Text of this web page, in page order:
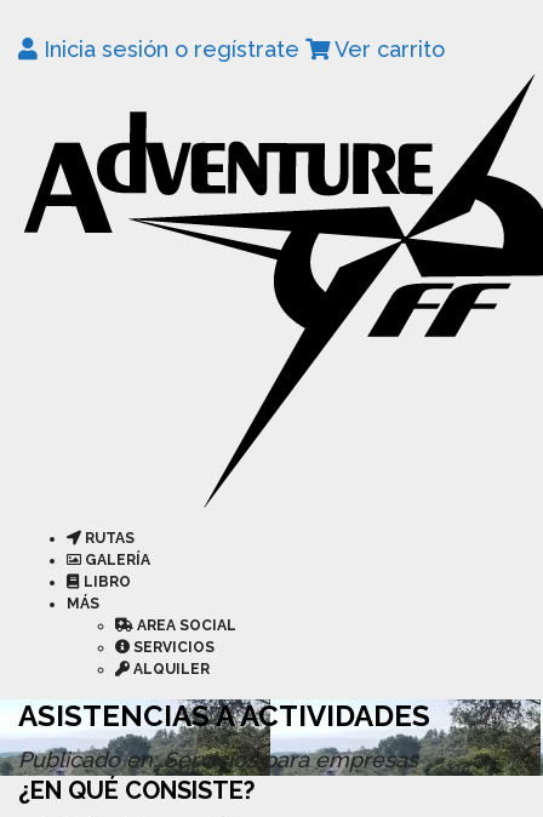
Inicia sesión o regístrate Ver carrito
RUTAS
GALERÍA
LIBRO
MÁS
AREA SOCIAL
SERVICIOS
ALQUILER
ASISTENCIAS A ACTIVIDADES
Publicado en: Servicios para empresas
¿EN QUÉ CONSISTE?